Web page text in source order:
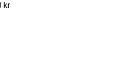
kr